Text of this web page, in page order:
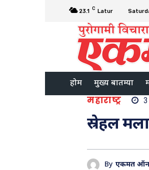
23.1 C Latur
होम मुख्य बातम्या
महाराष्ट्र 3
स्रेहल
By एकमत